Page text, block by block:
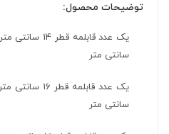
توضیحات محصول:
سانتی متر
سانتی متر